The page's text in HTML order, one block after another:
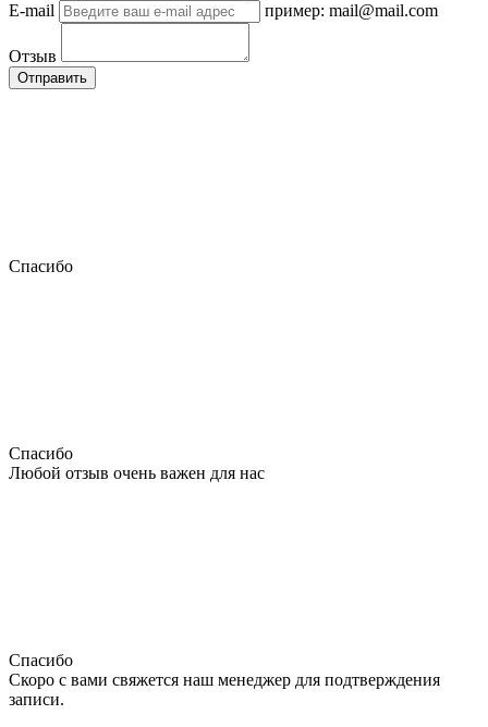
E-mail
пример: mail@mail.com
Отзыв
Отправить
Спасибо
Спасибо
Любой отзыв очень важен для нас
Спасибо
Скоро с вами свяжется наш менеджер для подтверждения
записи.